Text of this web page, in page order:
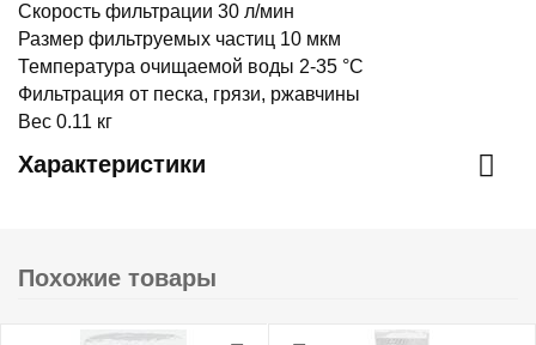
Скорость фильтрации 30 л/мин
Размер фильтруемых частиц 10 мкм
Температура очищаемой воды 2-35 °С
Фильтрация от песка, грязи, ржавчины
Вес 0.11 кг
Характеристики
Похожие товары